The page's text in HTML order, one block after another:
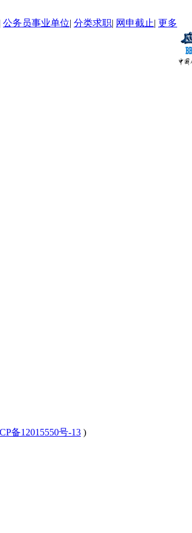
公务员事业单位| 分类求职| 网申截止| 更多
备12015550号-13 )